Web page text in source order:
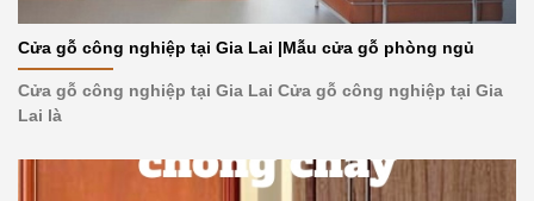
Cửa gỗ công nghiệp tại Gia Lai |Mẫu cửa gỗ phòng ngủ
Cửa gỗ công nghiệp tại Gia Lai Cửa gỗ công nghiệp tại Gia
Lai là